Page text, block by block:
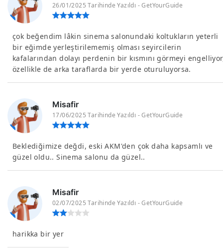
26/01/2025 Tarihinde Yazıldı - GetYourGuide
çok beğendim lâkin sinema salonundaki koltukların yeterli
bir eğimde yerleştirilememiş olması seyircilerin
kafalarından dolayı perdenin bir kısmını görmeyi
özellikle de arka taraflarda bir yerde oturuluyorsa.
Misafir
17/06/2025 Tarihinde Yazıldı - GetYourGuide
Beklediğimize değdi, eski AKM'den çok daha kapsamlı ve
güzel oldu.. Sinema salonu da güzel..
Misafir
02/07/2025 Tarihinde Yazıldı - GetYourGuide
harikka bir yer